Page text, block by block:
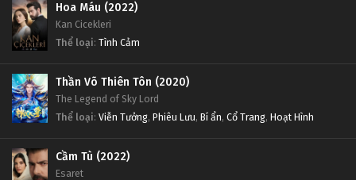
Hoa Máu (2022)
Kan Cicekleri
Thể loại: Tình Cảm
Thần Võ Thiên Tôn (2020)
The Legend of Sky Lord
Thể loại: Viễn Tưởng, Phiêu Lưu, Bí ẩn, Cổ Trang, Hoạt Hình
Cầm Tù (2022)
Esaret